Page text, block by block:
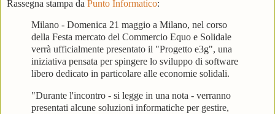
Rassegna stampa da Punto Informatico:
Milano - Domenica 21 maggio a Milano, nel corso
della Festa mercato del Commercio Equo e Solidale
verrà ufficialmente presentato il "Progetto e3g", una
iniziativa pensata per spingere lo sviluppo di software
libero dedicato in particolare alle economie solidali.
"Durante l'incontro - si legge in una nota - verranno
presentati alcune soluzioni informatiche per gestire,